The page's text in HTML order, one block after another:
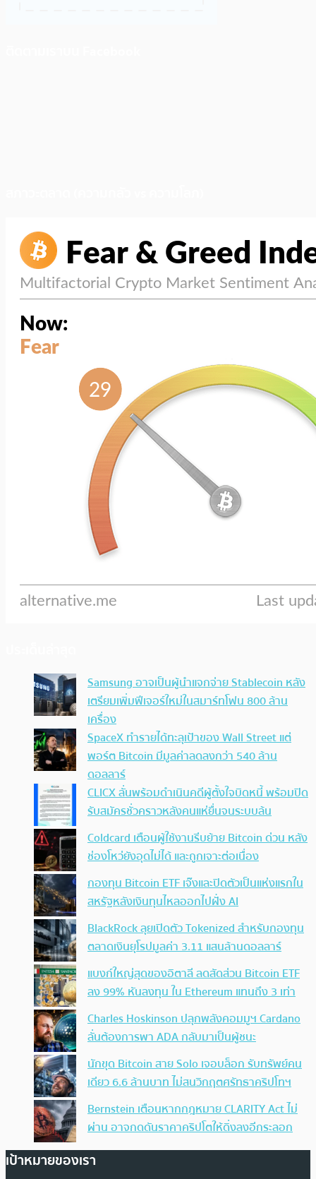
Samsung อาจเป็นผู้นำแจกจ่าย Stablecoin หลัง
เตรียมเพิ่มฟีเจอร์ใหม่ในสมาร์ทโฟน 800 ล้าน
เครื่อง
SpaceX ทำรายได้ทะลุเป้าของ Wall Street แต่
พอร์ต Bitcoin มีมูลค่าลดลงกว่า 540 ล้าน
ดอลลาร์
CLICX ลั่นพร้อมดำเนินคดีผู้ตั้งใจบิดหนี้ พร้อมปิด
รับสมัครชั่วคราวหลังคนแห่ยื่นจนระบบล้น
Coldcard เตือนผู้ใช้งานรีบย้าย Bitcoin ด่วน หลัง
ช่องโหว่ยังอุดไม่ได้ และถูกเจาะต่อเนื่อง
กองทุน Bitcoin ETF เจ๊งและปิดตัวเป็นแห่งแรกใน
สหรัฐหลังเงินทุนไหลออกไปฝั่ง AI
BlackRock ลุยเปิดตัว Tokenized สำหรับกองทุน
ตลาดเงินยุโรปมูลค่า 3.11 แสนล้านดอลลาร์
แบงก์ใหญ่สุดของอิตาลี ลดสัดส่วน Bitcoin ETF
ลง 99% หันลงทุน ใน Ethereum แทนถึง 3 เท่า
Charles Hoskinson ปลุกพลังคอมมูฯ Cardano
ลั่นต้องการพา ADA กลับมาเป็นผู้ชนะ
นักขุด Bitcoin สาย Solo เจอบล็อก รับทรัพย์คน
เดียว 6.6 ล้านบาท ไม่สนวิกฤตศรัทธาคริปโทฯ
Bernstein เตือนหากกฎหมาย CLARITY Act ไม่
ผ่าน อาจกดดันราคาคริปโตให้ดิ่งลงอีกระลอก
เป้าหมายของเรา